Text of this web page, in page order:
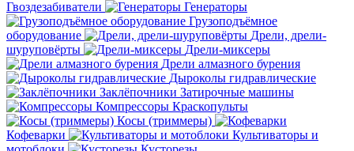
Гвоздезабиватели
Генераторы
Грузоподъёмное
оборудование
Дрели, дрели-
шуруповёрты
Дрели-миксеры
Дрели алмазного бурения
Дыроколы гидравлические
Заклёпочники Затирочные машины
Компрессоры Краскопульты
Косы (триммеры)
Кофеварки
Культиваторы и